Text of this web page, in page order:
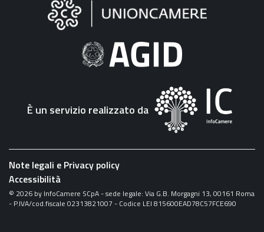
"Fattura
Elettronica"
È un servizio realizzato da
Note legali e Privacy policy
Accessibilità
© 2026 by InfoCamere SCpA - sede legale: Via G.B. Morgagni 13, 00161 Roma
- P.IVA/cod.fiscale 02313821007 - Codice LEI 815600EAD78C57FCE690